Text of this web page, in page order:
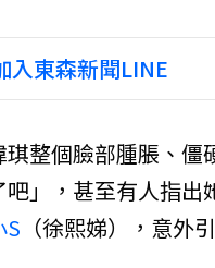
入東森新聞LINE
整個臉部腫脹、
」，甚至有人指
S （徐熙娣），意外